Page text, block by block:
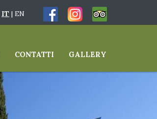
IT | EN
CONTATTI GALLERY